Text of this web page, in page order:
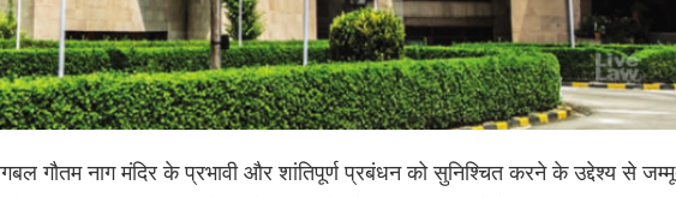
गौतम नाग मंदिर के प्रभावी और शांतिपूर्ण प्रबंधन को सुनिश्चित करने के उद्देश्य से